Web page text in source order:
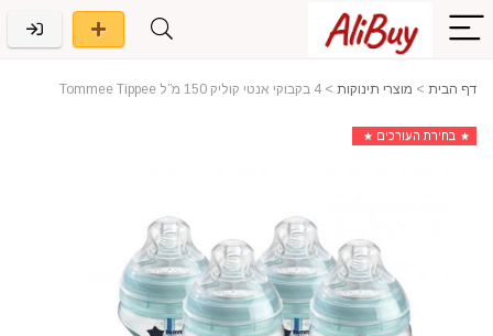
דף הבית > מוצרי תינוקות > 4 בקבוקי אנטי קוליק 150 מ”ל Tommee Tippee
בחירת העורכים